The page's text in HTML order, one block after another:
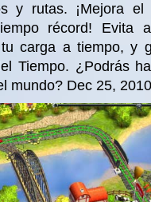
y rutas. ¡Mejora
récord! Evita
carga a tiempo, y
Tiempo. ¿Podrás
mundo? Dec 25, 2010